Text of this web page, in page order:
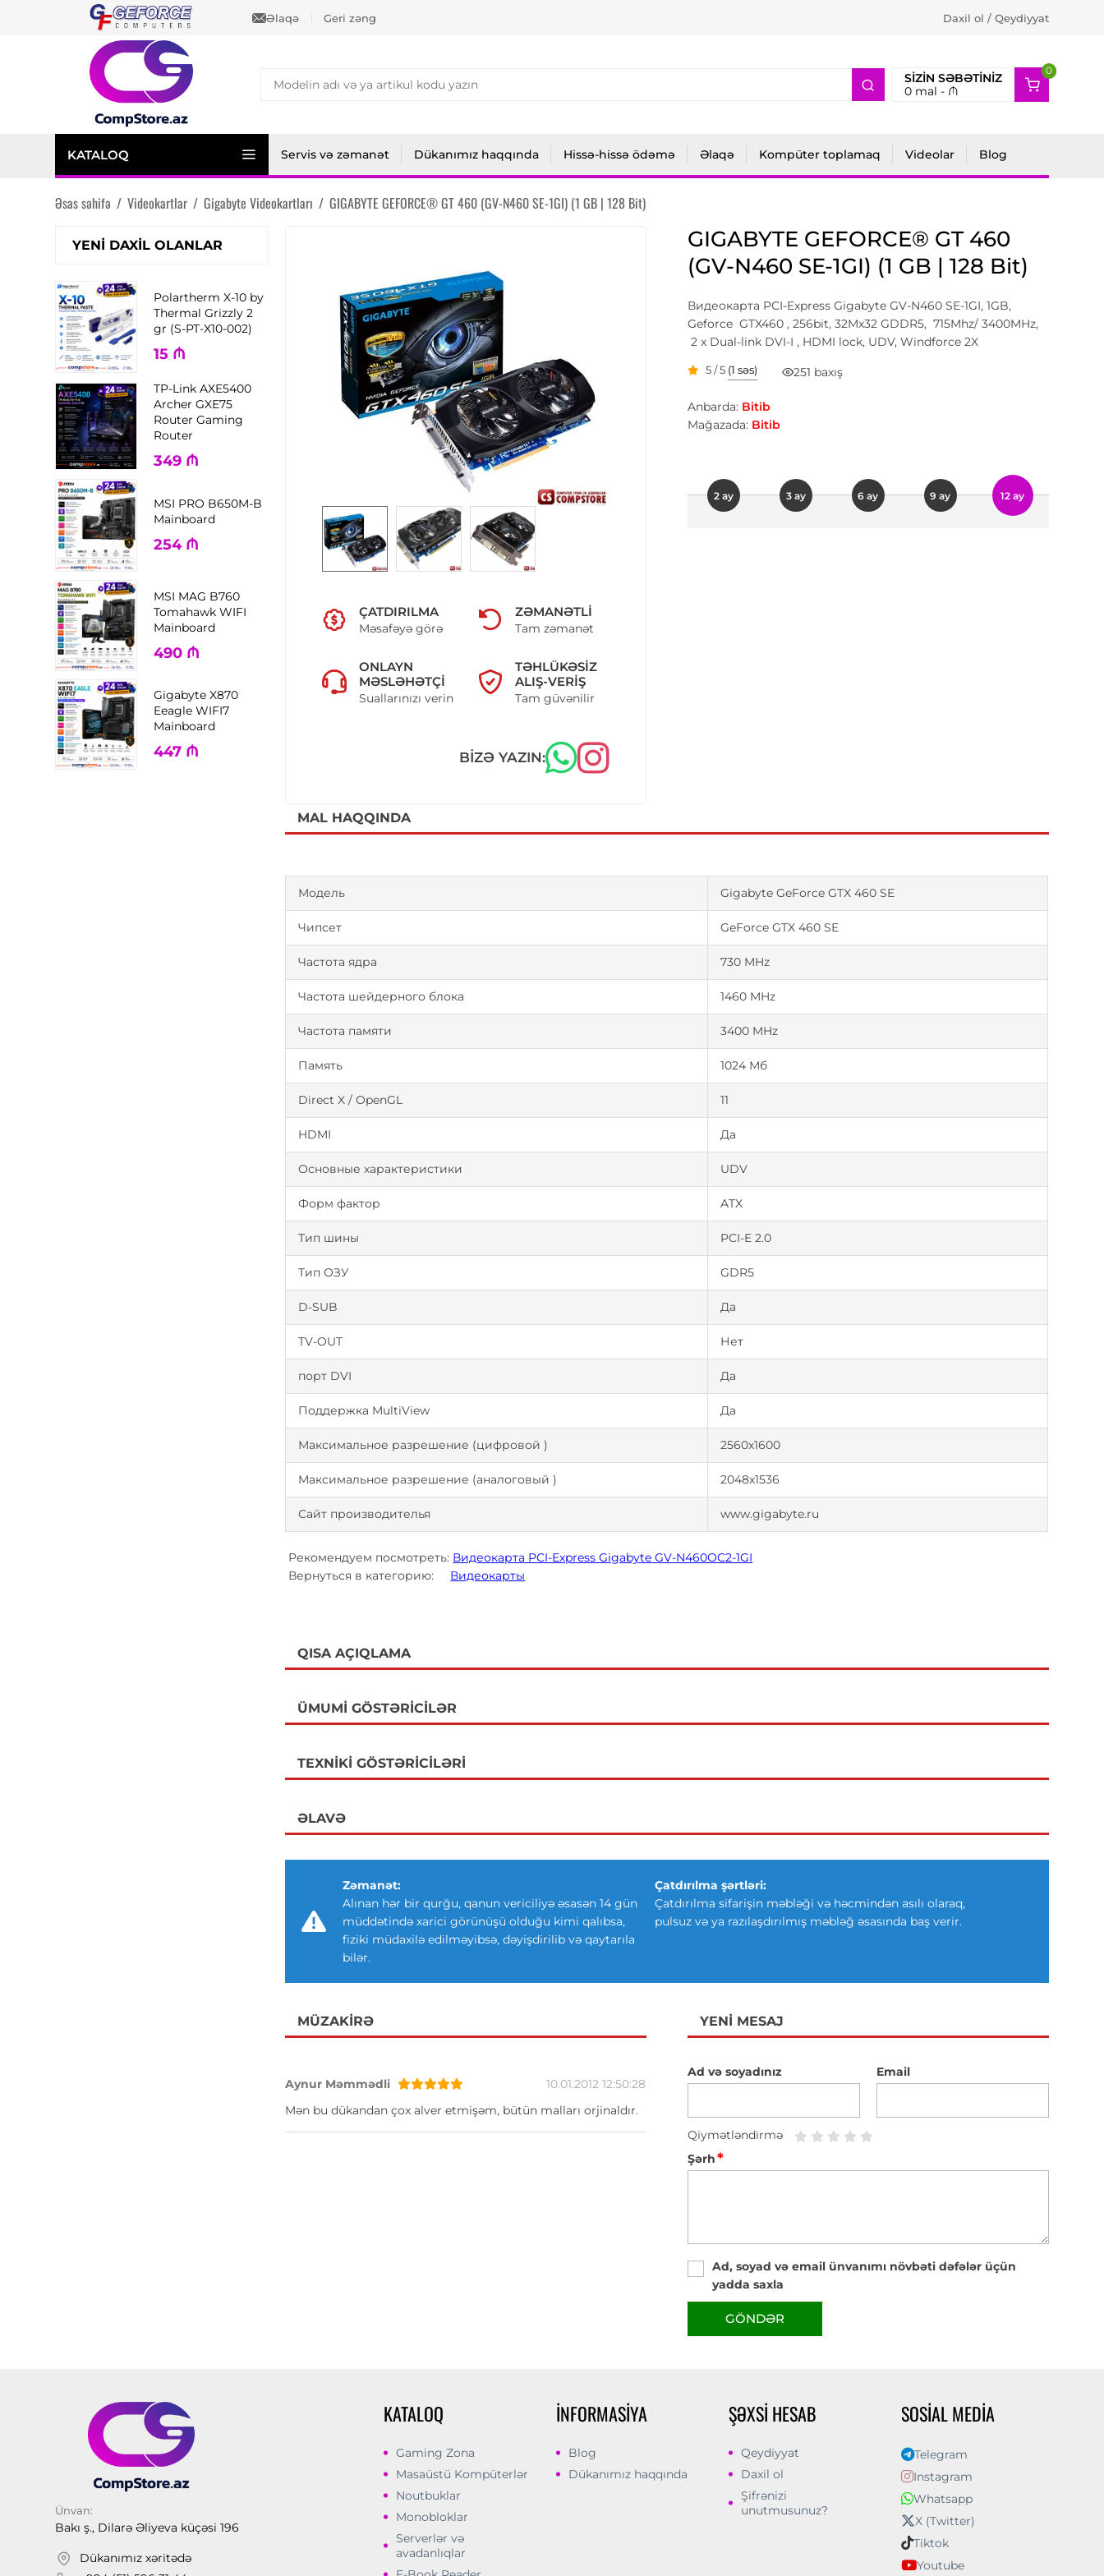
Əlaqə Geri zəng Daxil ol / Qeydiyyat
SIZIN SƏBƏTINIZ
0mal - ₼
0
2
KATALOQ Servis və zəmanət Dükanımız haqqında Hissə-hissə ödəmə Əlaqə Kompüter toplamaq Videolar Blog
Əsas səhifə / Videokartlar / Gigabyte Videokartları / GIGABYTE GEFORCE® GT 460 (GV-N460 SE-1GI) (1 GB | 128 Bit)
YENI DAXIL OLANLAR
Polartherm X-10 by
Thermal Grizzly 2
gr (S-PT-X10-002)
15 ₼
TP-Link AXE5400
Archer GXE75
Router Gaming
Router
349 ₼
MSI PRO B650M-B
Mainboard
254 ₼
MSI MAG B760
Tomahawk WIFI
Mainboard
490 ₼
Gigabyte X870
Eeagle WIFI7
Mainboard
447 ₼
ÇATDIRILMA
Məsafəyə görə
ZƏMANƏTLI
Tam zəmanət
ONLAYN
MƏSLƏHƏTÇI
Suallarınızı verin
TƏHLÜKƏSIZ
ALIŞ-VERIŞ
Tam güvənilir
BIZƏ YAZIN:
GIGABYTE GEFORCE® GT 460
(GV-N460 SE-1GI) (1 GB | 128 Bit)
Видеокарта PCI-Express Gigabyte GV-N460 SE-1GI, 1GB,
Geforce GTX460 , 256bit, 32Mx32 GDDR5, 715Mhz/ 3400MHz,
2 x Dual-link DVI-I , HDMI lock, UDV, Windforce 2X
5 / 5 (1 səs) 251 baxış
Anbarda: Bitib
Mağazada: Bitib
2 ay 3 ay 6 ay 9 ay 12 ay
MAL HAQQINDA
Модель Gigabyte GeForce GTX 460 SE
Чипсет GeForce GTX 460 SE
Частота ядра 730 MHz
Частота шейдерного блока 1460 MHz
Частота памяти 3400 MHz
Память 1024 Мб
Direct X / OpenGL 11
HDMI Да
Основные характеристики UDV
Форм фактор ATX
Тип шины PCI-E 2.0
Тип ОЗУ GDR5
D-SUB Да
TV-OUT Нет
порт DVI Да
Поддержка MultiView Да
Максимальное разрешение (цифровой ) 2560x1600
Максимальное разрешение (аналоговый ) 2048x1536
Сайт производителья www.gigabyte.ru
Рекомендуем посмотреть: Видеокарта PCI-Express Gigabyte GV-N460OC2-1GI
Вернуться в категорию: Видеокарты
QISA AÇIQLAMA
ÜMUMI GÖSTƏRICILƏR
TEXNIKI GÖSTƏRICILƏRI
ƏLAVƏ
Zəmanət:
Alınan hər bir qurğu, qanun vericiliyə əsasən 14 gün
müddətində xarici görünüşü olduğu kimi qalıbsa,
fiziki müdaxilə edilməyibsə, dəyişdirilib və qaytarıla
bilər.
Çatdırılma şərtləri:
Çatdırılma sifarişin məbləği və həcmindən asılı olaraq,
pulsuz və ya razılaşdırılmış məbləğ əsasında baş verir.
MÜZAKIRƏ
Aynur Məmmədli
10.01.2012 12:50:28
Mən bu dükandan çox alver etmişəm, bütün malları orjinaldır.
YENI MESAJ
Ad və soyadınız Email
Qiymətləndirmə
Şərh*
Ad, soyad və email ünvanımı növbəti dəfələr üçün
yadda saxla
GÖNDƏR
Ünvan:
Bakı ş., Dilarə Əliyeva küçəsi 196
Dükanımız xəritədə
KATALOQ
Gaming Zona
Masaüstü Kompüterlər
Noutbuklar
Monobloklar
Serverlər və
avadanlıqlar
İNFORMASIYA
Blog
Dükanımız haqqında
ŞƏXSI HESAB
Qeydiyyat
Daxil ol
Şifrənizi
unutmusunuz?
SOSIAL MEDIA
Telegram
Instagram
Whatsapp
X (Twitter)
Tiktok
Youtube